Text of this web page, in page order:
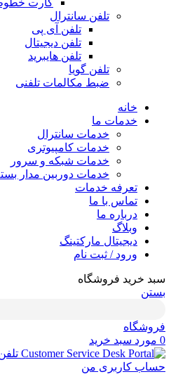
کارت
تلفن سانترال
تلفن آی پی
تلفن دیجیتال
تلفن هایبرید
تلفن گویا
ضبط مکالمات تلفنی
خانه
خدمات ما
خدمات سانترال
خدمات کامپیوتری
خدمات شبکه و سرور
خدمات دوربین مدار
تعرفه خدمات
تماس با ما
درباره ما
وبلاگ
دیجیتال مارکتینگ
ورود / ثبت نام
سبد خرید فروشگاه
بستن
فروشگاه
0 مورد سبد خرید
حساب کاربری من